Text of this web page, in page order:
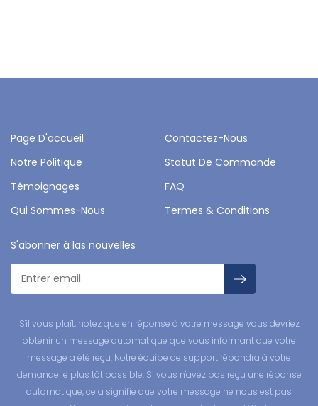
Page D'accueil
Contactez-Nous
Notre Politique
Statut De Commande
Témoignages
FAQ
Qui Sommes-Nous
Termes & Conditions
S'abonner à las nouvelles
S'il vous plaît, notez que en réponse à votre message vous devriez
obtenir un message automatique que vous informant que votre
message a été reçu. Notre équipe de support répondra à votre
demande le plus tôt possible. Si vous n'avez pas reçu une réponse
automatique, cela signifie que votre message ne nous est pas